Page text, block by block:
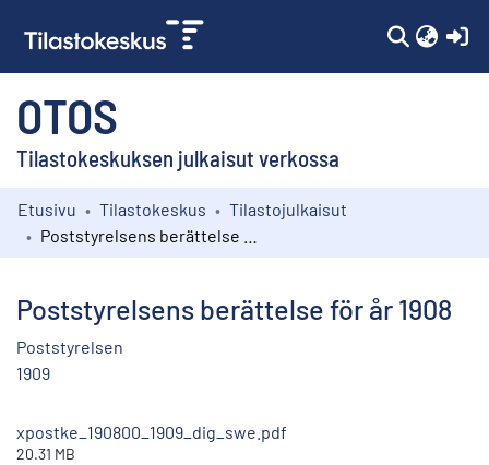
OTOS
Tilastokeskuksen julkaisut verkossa
Kokoelmat
Etusivu Tilastokeskus
Tilastojulkaisut
Poststyrelsens berättelse för år 1908
Poststyrelsen
1909
xpostke_190800_1909_dig_swe.pdf
20.31 MB